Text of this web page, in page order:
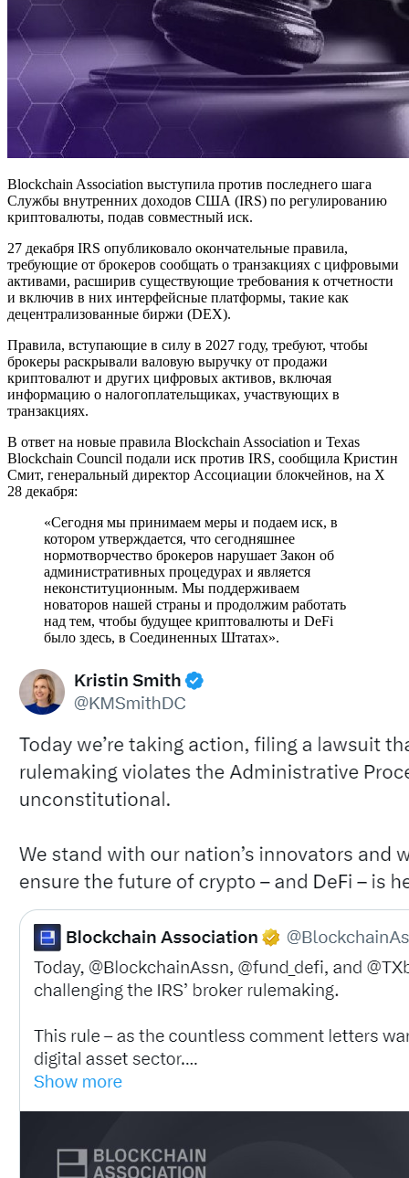
Blockchain Association выступила против последнего шага
Службы внутренних доходов США (IRS) по регулированию
криптовалюты, подав совместный иск.
27 декабря IRS опубликовало окончательные правила,
требующие от брокеров сообщать о транзакциях с цифровыми
активами, расширив существующие требования к отчетности
и включив в них интерфейсные платформы, такие как
децентрализованные биржи (DEX).
Правила, вступающие в силу в 2027 году, требуют, чтобы
брокеры раскрывали валовую выручку от продажи
криптовалют и других цифровых активов, включая
информацию о налогоплательщиках, участвующих в
транзакциях.
В ответ на новые правила Blockchain Association и Texas
Blockchain Council подали иск против IRS, сообщила Кристин
Смит, генеральный директор Ассоциации блокчейнов, на Х
28 декабря:
«Сегодня мы принимаем меры и подаем иск, в
котором утверждается, что сегодняшнее
нормотворчество брокеров нарушает Закон об
административных процедурах и является
неконституционным. Мы поддерживаем
новаторов нашей страны и продолжим работать
над тем, чтобы будущее криптовалюты и DeFi
было здесь, в Соединенных Штатах».